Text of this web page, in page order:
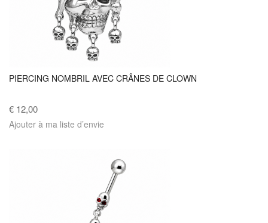
PIERCING NOMBRIL AVEC CRÂNES DE CLOWN
€ 12,00
Ajouter à ma liste d’envie